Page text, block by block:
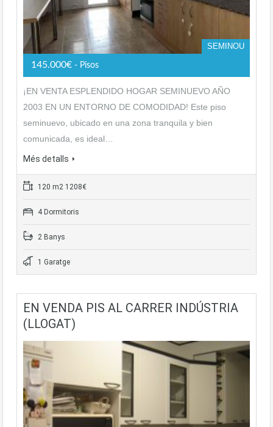
SEMINOU
145.000€ - Pisos
¡EN VENTA ESPLENDIDO HOGAR SEMINUEVO AÑO
2003 EN UN ENTORNO DE COMODIDAD! Este piso
seminuevo, ubicado en una zona tranquila y bien
comunicada, es ideal…
Més detalls
120 m2 1208€
4 Dormitoris
2 Banys
1 Garatge
EN VENDA PIS AL CARRER INDÚSTRIA
(LLOGAT)